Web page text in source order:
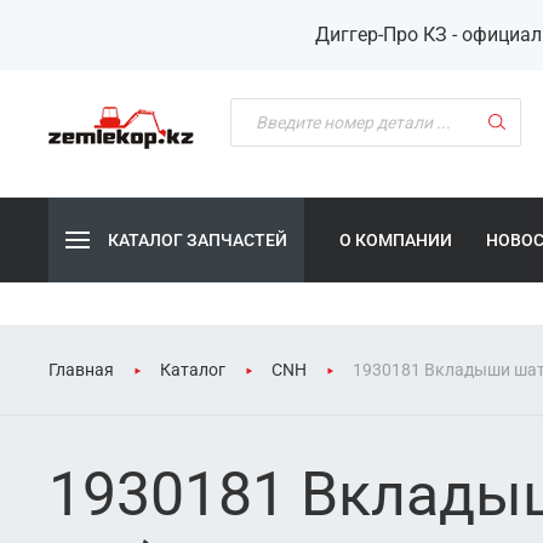
Диггер-Про КЗ -
КАТАЛОГ ЗАПЧАСТЕЙ О КОМПАНИИ
Главная Каталог CNH 1930181 Вкладыши
1930181